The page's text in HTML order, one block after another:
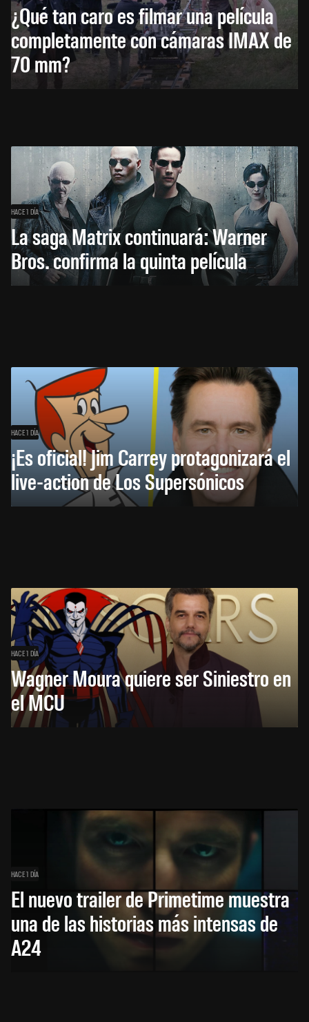
¿Qué tan caro es filmar una película
completamente con cámaras IMAX de
70 mm?
HACE 1 DÍA
La saga Matrix continuará: Warner
Bros. confirma la quinta película
HACE 1 DÍA
¡Es oficial! Jim Carrey protagonizará el
live-action de Los Supersónicos
HACE 1 DÍA
Wagner Moura quiere ser Siniestro en
el MCU
HACE 1 DÍA
El nuevo trailer de Primetime muestra
una de las historias más intensas de
A24